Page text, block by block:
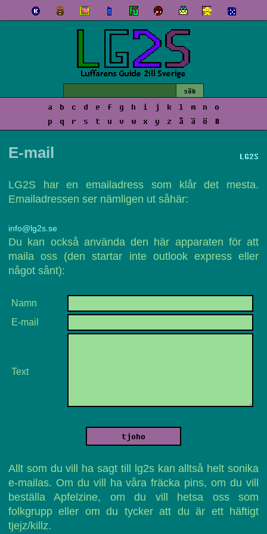
a b c d e f g h i j k l m n
o
p
q r s t u v w x y z å ä ö #
LG2S
E-mail
LG2S har en emailadress som klår det mesta.
Emailadressen ser nämligen ut såhär:
info@lg2s.se
Du kan också använda den här apparaten för att
maila oss (den startar inte outlook express eller
något sånt):
Namn
E-mail
Text
Allt som du vill ha sagt till lg2s kan alltså helt sonika
e-mailas. Om du vill ha våra fräcka pins, om du vill
beställa Apfelzine, om du vill hetsa oss som
folkgrupp eller om du tycker att du är ett häftigt
tjejz/killz.